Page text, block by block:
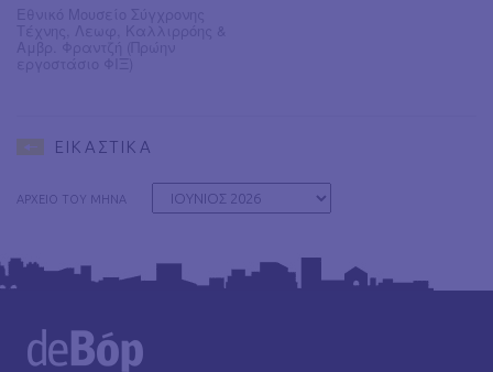
ΕΙΚΑΣΤΙΚΑ
ΑΡΧΕΙΟ ΤΟΥ ΜΗΝΑ